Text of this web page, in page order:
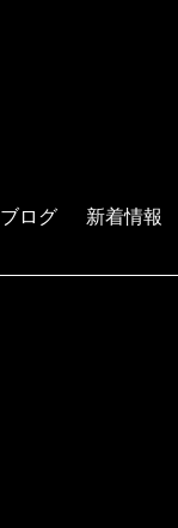
ブログ 新着情報